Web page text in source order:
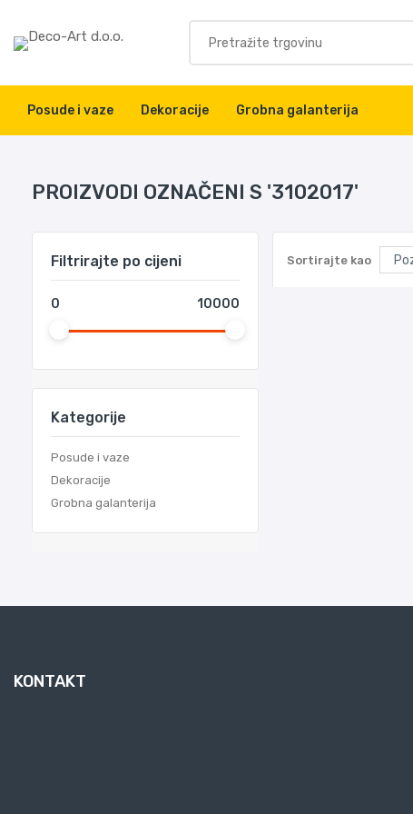
Posude i vaze Dekoracije Grobna galanterija
PROIZVODI OZNAČENI S '3102017'
Filtrirajte po cijeni
0 10000
Kategorije
Posude i vaze
Dekoracije
Grobna galanterija
Sortirajte kao
KONTAKT